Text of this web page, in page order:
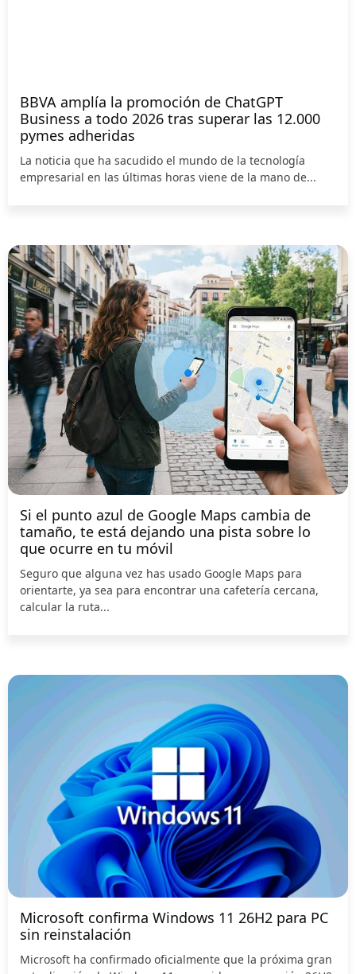
BBVA amplía la promoción de ChatGPT
Business a todo 2026 tras superar las 12.000
pymes adheridas
La noticia que ha sacudido el mundo de la tecnología
empresarial en las últimas horas viene de la mano de...
Si el punto azul de Google Maps cambia de
tamaño, te está dejando una pista sobre lo
que ocurre en tu móvil
Seguro que alguna vez has usado Google Maps para
orientarte, ya sea para encontrar una cafetería cercana,
calcular la ruta...
Microsoft confirma Windows 11 26H2 para PC
sin reinstalación
Microsoft ha confirmado oficialmente que la próxima gran